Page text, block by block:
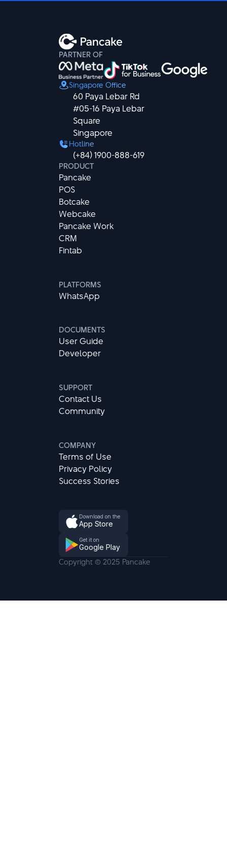
PARTNER OF
Singapore Office
60 Paya Lebar Rd
#05-16 Paya Lebar
Square
Singapore
Hotline
(+84) 1900-888-619
PRODUCT
Pancake
POS
Botcake
Webcake
Pancake Work
CRM
Fintab
PLATFORMS
WhatsApp
DOCUMENTS
User Guide
Developer
SUPPORT
Contact Us
Community
COMPANY
Terms of Use
Privacy Policy
Success Stories
Download on the
App Store
Get it on
Google Play
Copyright © 2025 Pancake